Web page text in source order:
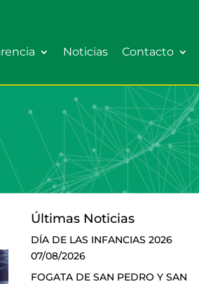
Noticias Contacto
Últimas Noticias
DÍA DE LAS INFANCIAS 2026
07/08/2026
FOGATA DE SAN PEDRO Y SAN